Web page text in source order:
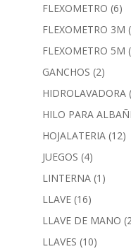
FLEXOMETRO (6)
FLEXOMETRO 3M
FLEXOMETRO 5M
GANCHOS (2)
HIDROLAVADORA
HILO PARA
HOJALATERIA (12)
JUEGOS (4)
LINTERNA (1)
LLAVE (16)
LLAVE DE MANO
LLAVES (10)